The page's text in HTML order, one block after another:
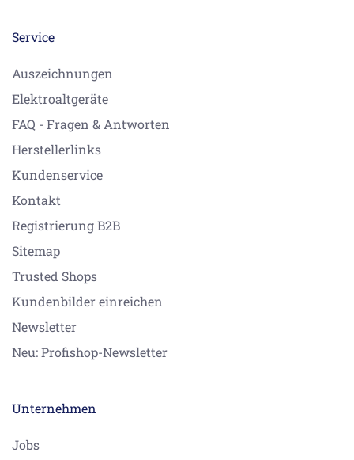
Service
Auszeichnungen
Elektroaltgeräte
FAQ - Fragen & Antworten
Herstellerlinks
Kundenservice
Kontakt
Registrierung B2B
Sitemap
Trusted Shops
Kundenbilder einreichen
Newsletter
Neu: Profishop-Newsletter
Unternehmen
Jobs